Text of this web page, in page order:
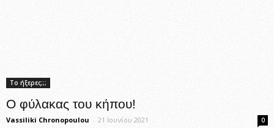
Το ήξερες;;;
Ο φύλακας του κήπου!
Vassiliki Chronopoulou - 21 Ιουνίου 2021 0